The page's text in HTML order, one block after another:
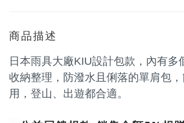
商品描述
日本雨具大廠KIU設計包款，內有多
收納整理，防潑水且俐落的單肩包
用，登山、出遊都合適。